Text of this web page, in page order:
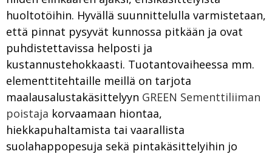
huoltotöihin. Hyvällä suunnittelulla varmistetaan,
että pinnat pysyvät kunnossa pitkään ja ovat
puhdistettavissa helposti ja
kustannustehokkaasti. Tuotantovaiheessa mm.
elementtitehtaille meillä on tarjota
maalausalustakäsittelyyn GREEN Sementtiliiman
poistaja korvaamaan hiontaa,
hiekkapuhaltamista tai vaarallista
suolahappopesuja sekä pintakäsittelyihin jo